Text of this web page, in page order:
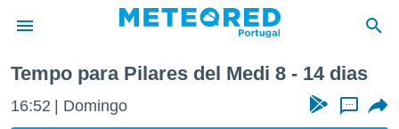
da
Tempo para Pilares del Medi 8 - 14 dias
16:52 Domingo ...